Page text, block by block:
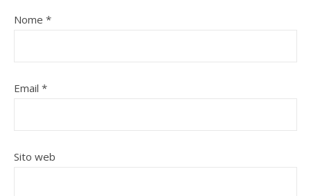
Nome *
Email *
Sito web